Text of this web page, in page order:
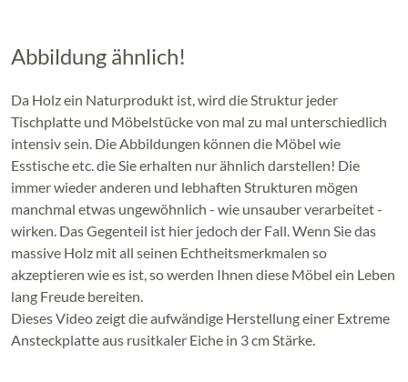
Abbildung ähnlich!
Da Holz ein Naturprodukt ist, wird die Struktur jeder
Tischplatte und Möbelstücke von mal zu mal unterschiedlich
intensiv sein. Die Abbildungen können die Möbel wie
Esstische etc. die Sie erhalten nur ähnlich darstellen! Die
immer wieder anderen und lebhaften Strukturen mögen
manchmal etwas ungewöhnlich - wie unsauber verarbeitet -
wirken. Das Gegenteil ist hier jedoch der Fall. Wenn Sie das
massive Holz mit all seinen Echtheitsmerkmalen so
akzeptieren wie es ist, so werden Ihnen diese Möbel ein Leben
lang Freude bereiten.
Dieses Video zeigt die aufwändige Herstellung einer Extreme
Ansteckplatte aus rusitkaler Eiche in 3 cm Stärke.